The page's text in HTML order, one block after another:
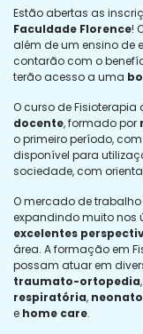
Estão abertas as
Faculdade Florence!
além de um ensino de
contarão com o
terão acesso a uma
O curso de Fisioterapia
docente, formado por
o primeiro período, com
disponível para
sociedade, com
O mercado de
expandindo muito nos
excelentes
área. A formação em
possam atuar em
traumato-ortopedia,
respiratória,
e home care.